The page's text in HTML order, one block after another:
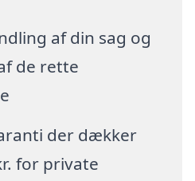
af din sag og
de rette
der dækker
for private